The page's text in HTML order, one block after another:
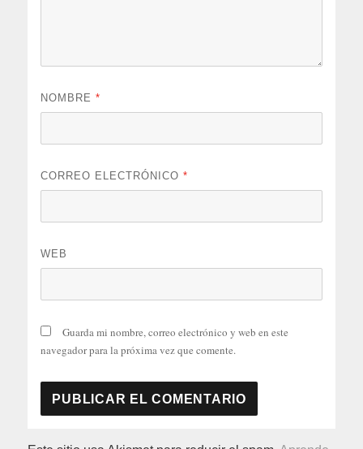
NOMBRE*
CORREO ELECTRÓNICO*
WEB
Guarda mi nombre, correo electrónico y web en este
navegador para la próxima vez que comente.